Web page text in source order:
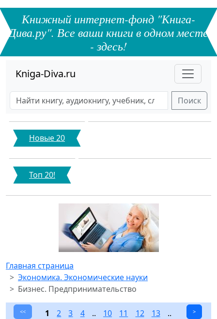
Книжный интернет-фонд "Книга-
Дива.ру". Все ваши книги в одном месте
- здесь!
Kniga-Diva.ru
Поиск
Новые 20
Топ 20!
Главная страница
Экономика. Экономические науки
Бизнес. Предпринимательство
<<
1 2 3 4.. 10 11 12 13..
>